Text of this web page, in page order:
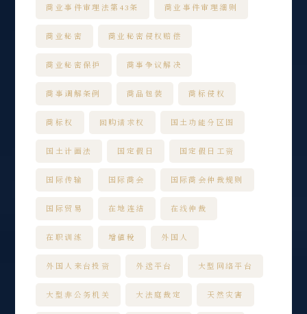
商业事件审理法第43条 商业事件审理细则
商业秘密 商业秘密侵权赔偿
商业秘密保护 商事争议解决
商事调解条例 商品包装 商标侵权
商标权 回购请求权 国土功能分区图
国土计画法 国定假日 国定假日工资
国际传输 国际商会 国际商会仲裁规则
国际贸易 在地连结 在线仲裁
在职训练 增值税 外国人
外国人来台投资 外送平台 大型网络平台
大型非公务机关 大法庭裁定 天然灾害